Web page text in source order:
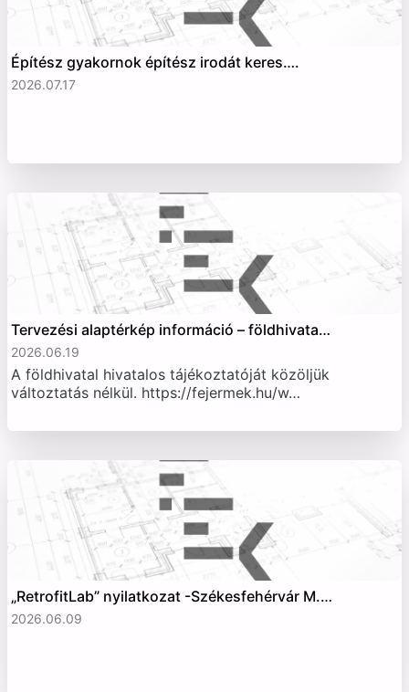
Építész gyakornok építész irodát keres….
2026.07.17
Tervezési alaptérkép információ – földhivata…
2026.06.19
A földhivatal hivatalos tájékoztatóját közöljük
változtatás nélkül. https://fejermek.hu/w…
„RetrofitLab” nyilatkozat -Székesfehérvár M.…
2026.06.09